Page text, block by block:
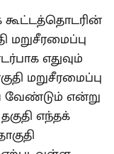
கூட்டத்தொடரின்
எதுவும்
மறுசீரமைப்பு
என்று
எந்தக்